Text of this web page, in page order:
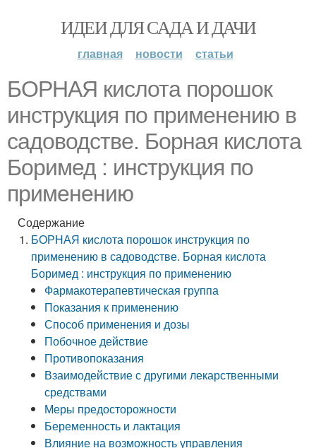
ИДЕИ ДЛЯ САДА И ДАЧИ
главная новости статьи
БОРНАЯ кислота порошок
инструкция по применению в
садоводстве. Борная кислота
Боримед : инструкция по
применению
Содержание
БОРНАЯ кислота порошок инструкция по
применению в садоводстве. Борная кислота
Боримед : инструкция по применению
Фармакотерапевтическая группа
Показания к применению
Способ применения и дозы
Побочное действие
Противопоказания
Взаимодействие с другими лекарственными
средствами
Меры предосторожности
Беременность и лактация
Влияние на возможность управления